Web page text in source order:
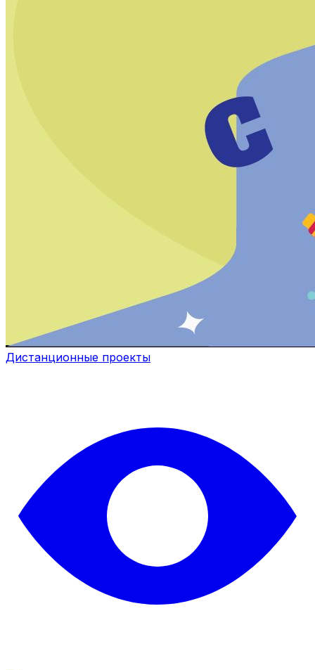
Дистанционные проекты